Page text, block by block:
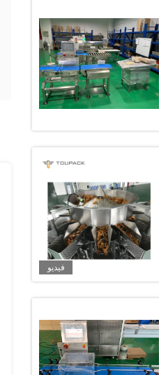
مُغذّيّةٍ مُهتَمّةٍ ومتينةٍ مُهتَمّة 304 من الفولاذ
فيديو